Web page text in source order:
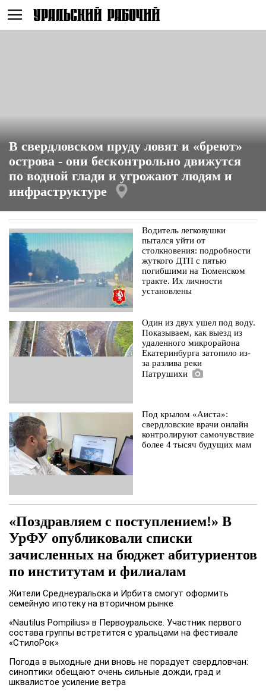
показывать
В свердловском пруду ловят и «бреют»
острова - они бесконтрольно движутся
по водной глади и угрожают людям и
инфраструктуре
Есть геометка
Водитель легковушки
пытался уйти от
столкновения: подробности
жуткого ДТП с пятью
погибшими на Тюменском
тракте. Их личности
установлены
Один из двух ушел под воду.
Показываем, как выезд из
удаленного микрорайона
Екатеринбурга затопило из-
за разлива реки
Патрушихи
Под крылом «Аиста»:
свердловские врачи онлайн
контролируют самочувствие
более 4 тысяч будущих мам
«Поздравляем с поступлением!» В
УрФУ опубликовали списки
зачисленных на бюджет абитуриентов
по институтам и филиалам
Жители Среднеуральска и Ирбита смогут оформить
семейную ипотеку на вторичном рынке
«Nautilus Pompilius» в Первоуральске. Участник первого
состава группы встретится с уральцами на фестивале
«СтилоРок»
Погода в выходные дни вновь не порадует свердловчан:
синоптики обещают очень сильные дожди, град и
шквалистое усиление ветра